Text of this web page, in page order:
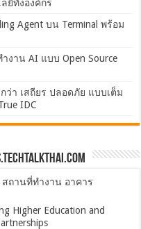
ยีทั้งองค์กร
Agent บน Terminal พร้อม
งาน AI แบบ Open Source
กว่า เสถียร ปลอดภัย แบบเต็ม
IDC
สถานที่ทำงาน อาคาร
Higher Education and